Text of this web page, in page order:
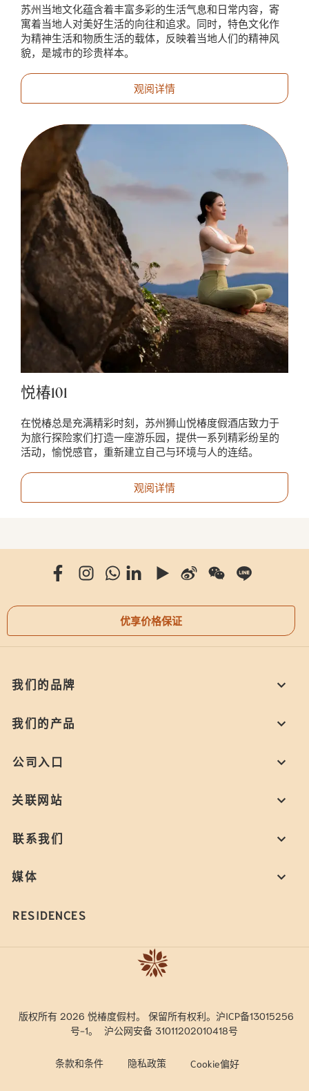
苏州当地文化蕴含着丰富多彩的生活气息和日常内容，寄
寓着当地人对美好生活的向往和追求。同时，特色文化作
为精神生活和物质生活的载体，反映着当地人们的精神风
貌，是城市的珍贵样本。
观阅详情
悦椿101
在悦椿总是充满精彩时刻，苏州狮山悦椿度假酒店致力于
为旅行探险家们打造一座游乐园，提供一系列精彩纷呈的
活动，愉悦感官，重新建立自己与环境与人的连结。
观阅详情
优享价格保证
我们的品牌
我们的产品
公司入口
关联网站
联系我们
媒体
RESIDENCES
版权所有 2026 悦椿度假村。 保留所有权利。沪ICP备13015256
号-1。
沪公网安备 31011202010418号
条款和条件 隐私政策 Cookie偏好